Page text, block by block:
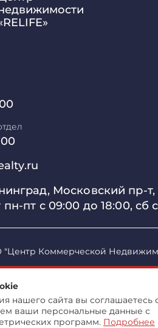
Московский пр-т,
пт с 09:00 до18:00, сб
"Центр Коммерческой
нашего сайта вы соглашаетесь
ваши персональные данные с
программ. Подробнее